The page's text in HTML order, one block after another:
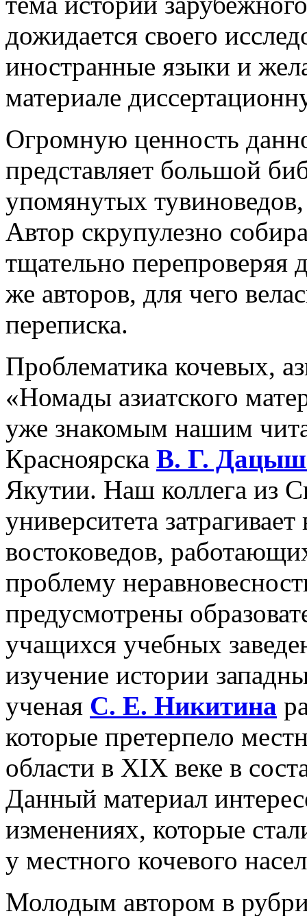
дожидается своего
иностранные языки и
материале
Огромную ценность
представляет большой
упомянутых
Автор скрупулезно
тщательно перепроверяя
же авторов, для чего
переписка.
Проблематика кочевых,
«Номады азиатского
уже знакомым нашим
Красноярска В. Г.
Якутии. Наш коллега из
университета
востоковедов,
проблему
предусмотрены
учащихся учебных
изучение истории
ученая С. Е. Никитина
которые претерпело
области в XIX веке в
Данный материал
изменениях, которые
у местного кочевого
Молодым автором в